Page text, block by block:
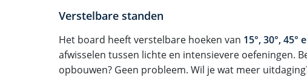
Verstelbare standen
Het board heeft verstelbare hoeken van 15°, 30°, 45°
afwisselen tussen lichte en intensievere oefeningen.
opbouwen? Geen probleem. Wil je wat meer